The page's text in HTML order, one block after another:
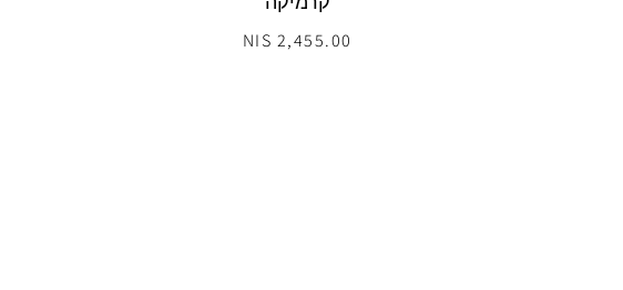
2,455.00 NIS